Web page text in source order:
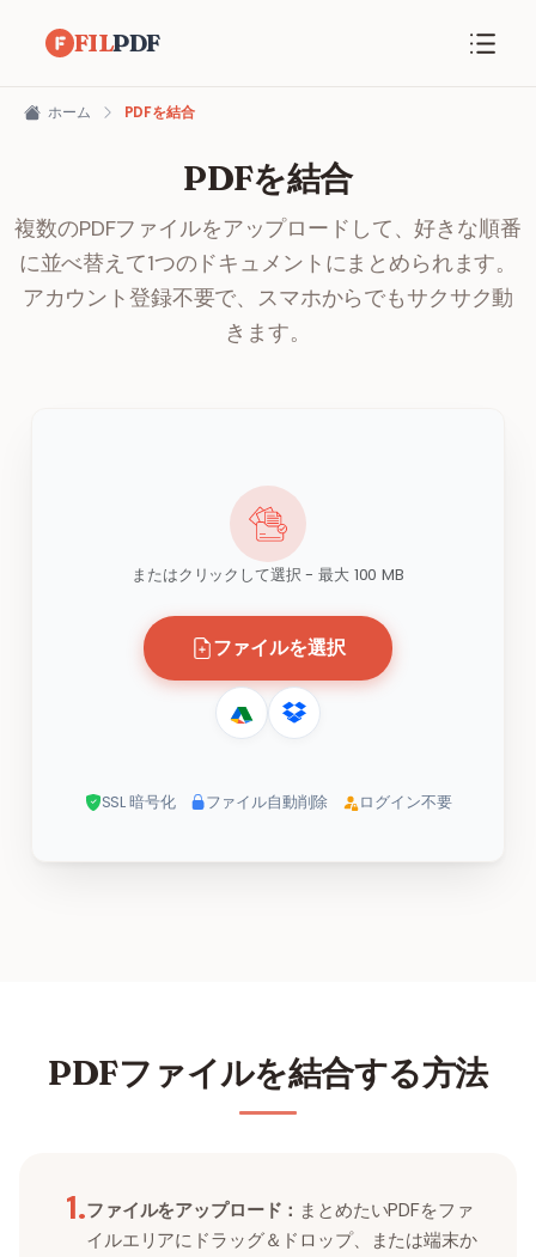
FILPDF
ホーム PDFを結合
PDFを結合
複数のPDFファイルをアップロードして、好きな順番
に並べ替えて1つのドキュメントにまとめられます。
アカウント登録不要で、スマホからでもサクサク動
きます。
またはクリックして選択 - 最大 100 MB
ファイルを選択
SSL 暗号化 ファイル自動削除 ログイン不要
PDFファイルを結合する方法
1.ファイルをアップロード： まとめたいPDFをファ
イルエリアにドラッグ＆ドロップ、または端末か